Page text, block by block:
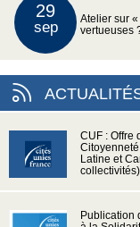
29
sep
Atelier sur
vertueuses
CUF : Offre
Latine et
Publication